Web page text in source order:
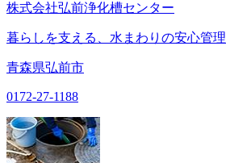
株式会社弘前浄化槽センター
暮らしを支える、水まわりの安心管理
青森県弘前市
0172-27-1188